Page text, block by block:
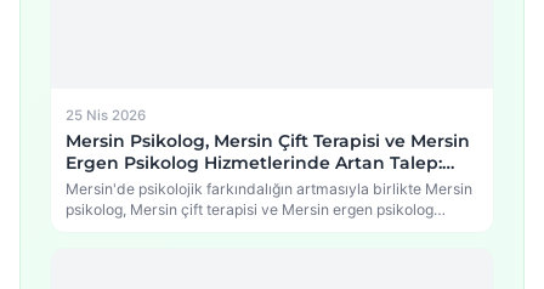
25 Nis 2026
Mersin Psikolog, Mersin Çift Terapisi ve Mersin
Ergen Psikolog Hizmetlerinde Artan Talep:
Psikolojide Yeni Dönem
Mersin'de psikolojik farkındalığın artmasıyla birlikte Mersin
psikolog, Mersin çift terapisi ve Mersin ergen psikolog